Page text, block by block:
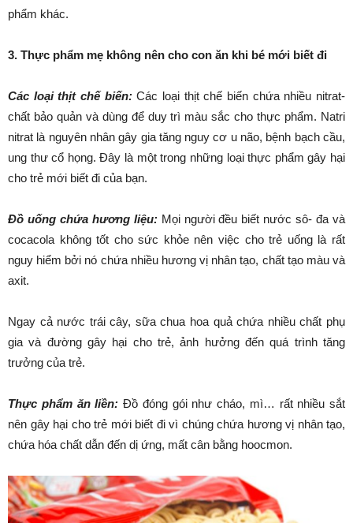
phẩm khác.
3. Thực phẩm mẹ không nên cho con ăn khi bé mới biết đi
Các loại thịt chế biến:Các loại thịt chế biến chứa nhiều nitrat-
chất bảo quản và dùng để duy trì màu sắc cho thực phẩm. Natri
nitrat là nguyên nhân gây gia tăng nguy cơ u não, bệnh bạch cầu,
ung thư cổ họng. Đây là một trong những loại thực phẩm gây hại
cho trẻ mới biết đi của bạn.
Đồ uống chứa hương liệu:Mọi người đều biết nước sô- đa và
cocacola không tốt cho sức khỏe nên việc cho trẻ uống là rất
nguy hiểm bởi nó chứa nhiều hương vị nhân tạo, chất tạo màu và
axit.
Ngay cả nước trái cây, sữa chua hoa quả chứa nhiều chất phụ
gia và đường gây hại cho trẻ, ảnh hưởng đến quá trình tăng
trưởng của trẻ.
Thực phẩm ăn liền: Đồ đóng gói như cháo, mì… rất nhiều sắt
nên gây hại cho trẻ mới biết đi vì chúng chứa hương vị nhân tạo,
chứa hóa chất dẫn đến dị ứng, mất cân bằng hoocmon.